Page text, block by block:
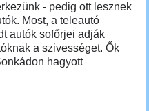
- pedig ott lesznek
Most, a teleautó
autók sofőrjei adják
a szivességet. Ők
hagyott